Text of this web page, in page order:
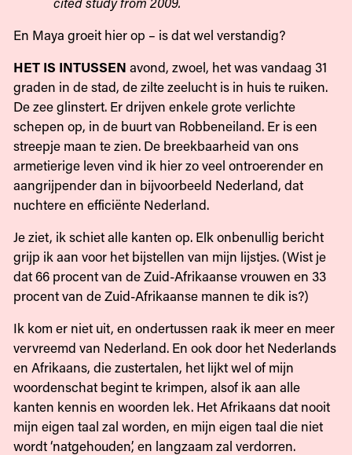
En Maya groeit hier op – is dat wel verstandig?
HET IS INTUSSEN avond, zwoel, het was vandaag 31
graden in de stad, de zilte zeelucht is in huis te ruiken.
De zee glinstert. Er drijven enkele grote verlichte
schepen op, in de buurt van Robbeneiland. Er is een
streepje maan te zien. De breekbaarheid van ons
armetierige leven vind ik hier zo veel ontroerender en
aangrijpender dan in bijvoorbeeld Nederland, dat
nuchtere en efficiënte Nederland.
Je ziet, ik schiet alle kanten op. Elk onbenullig bericht
grijp ik aan voor het bijstellen van mijn lijstjes. (Wist je
dat 66 procent van de Zuid-Afrikaanse vrouwen en 33
procent van de Zuid-Afrikaanse mannen te dik is?)
Ik kom er niet uit, en ondertussen raak ik meer en meer
vervreemd van Nederland. En ook door het Nederlands
en Afrikaans, die zustertalen, het lijkt wel of mijn
woordenschat begint te krimpen, alsof ik aan alle
kanten kennis en woorden lek. Het Afrikaans dat nooit
mijn eigen taal zal worden, en mijn eigen taal die niet
wordt ‘natgehouden’, en langzaam zal verdorren.